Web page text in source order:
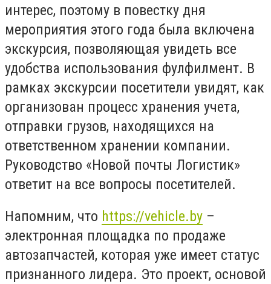
интерес, поэтому в повестку дня
мероприятия этого года была включена
экскурсия, позволяющая увидеть все
удобства использования фулфилмент. В
рамках экскурсии посетители увидят, как
организован процесс хранения учета,
отправки грузов, находящихся на
ответственном хранении компании.
Руководство «Новой почты Логистик»
ответит на все вопросы посетителей.
Напомним, что https://vehicle.by –
электронная площадка по продаже
автозапчастей, которая уже имеет статус
признанного лидера. Это проект, основой